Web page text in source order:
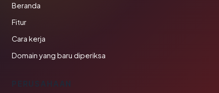
Beranda
Fitur
Cara kerja
Domain yang baru diperiksa
PERUSAHAAN